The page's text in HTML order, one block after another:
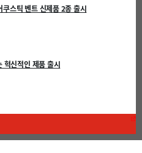
스틱 벤트 신제품 2종 출시
혁신적인 제품 출시